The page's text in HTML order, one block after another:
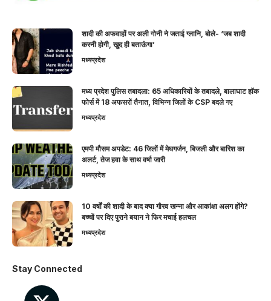
शादी की अफवाहों पर अली गोनी ने जताई ग्लानि, बोले- ‘जब शादी
करनी होगी, खुद ही बताऊंगा’
मध्यप्रदेश
मध्य प्रदेश पुलिस तबादला: 65 अधिकारियों के तबादले, बालाघाट हॉक
फोर्स में 18 अफसरों तैनात, विभिन्न जिलों के CSP बदले गए
मध्यप्रदेश
एमपी मौसम अपडेट: 46 जिलों में मेघगर्जन, बिजली और बारिश का
अलर्ट, तेज हवा के साथ वर्षा जारी
मध्यप्रदेश
10 वर्षों की शादी के बाद क्या गौरव खन्ना और आकांक्षा अलग होंगे?
बच्चों पर दिए पुराने बयान ने फिर मचाई हलचल
मध्यप्रदेश
Stay Connected